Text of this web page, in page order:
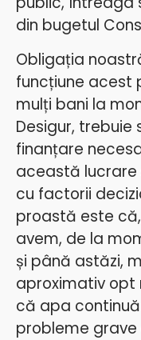
din bugetul
Obligația
funcțiune acest
mulți bani la
Desigur,
finanțare
această lucrare
cu factorii
proastă este
avem, de la
și până astăzi,
aproximativ opt
că apa
probleme